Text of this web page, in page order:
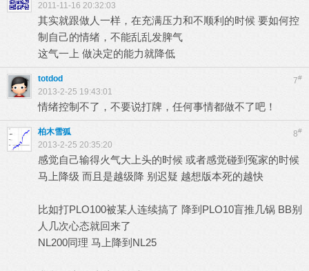
2011-11-16 20:32:03
其实就跟做人一样，在充满压力和不顺利的时候 要如何控
制自己的情绪，不能乱乱发脾气
这气一上 做决定的能力就降低
7#
totdod
2013-2-25 19:43:01
情绪控制不了，不要说打牌，任何事情都做不了吧！
8#
柏木雪狐
2013-2-25 20:35:20
感觉自己输得火气大上头的时候 或者感觉碰到冤家的时候
马上降级 而且是越级降 别迟疑 越想版本死的越快
比如打PLO100被某人连续搞了 降到PLO10盲推几锅 BB别
人几次心态就回来了
NL200同理 马上降到NL25